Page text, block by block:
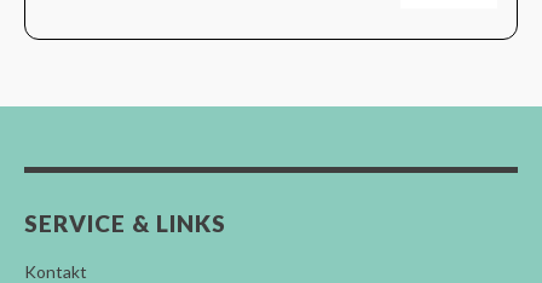
SERVICE & LINKS
Kontakt